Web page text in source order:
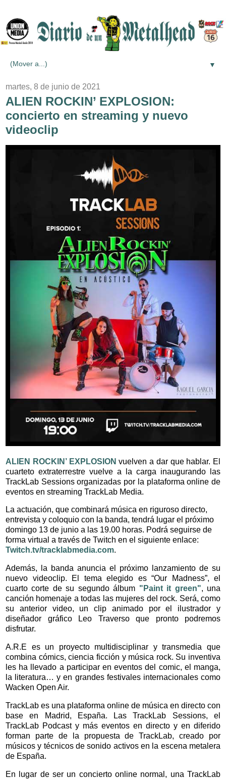
▼
martes, 8 de junio de 2021
ALIEN ROCKIN’ EXPLOSION:
concierto en streaming y nuevo
videoclip
ALIEN ROCKIN’ EXPLOSION vuelven a dar que hablar. El
cuarteto extraterrestre vuelve a la carga inaugurando las
TrackLab Sessions organizadas por la plataforma online de
eventos en streaming TrackLab Media.
La actuación, que combinará música en riguroso directo,
entrevista y coloquio con la banda, tendrá lugar el próximo
domingo 13 de junio a las 19.00 horas. Podrá seguirse de
forma virtual a través de Twitch en el siguiente enlace:
Twitch.tv/tracklabmedia.com.
Además, la banda anuncia el próximo lanzamiento de su
nuevo videoclip. El tema elegido es “Our Madness”, el
cuarto corte de su segundo álbum "Paint it green", una
canción homenaje a todas las mujeres del rock. Será, como
su anterior video, un clip animado por el ilustrador y
diseñador gráfico Leo Traverso que pronto podremos
disfrutar.
A.R.E es un proyecto multidisciplinar y transmedia que
combina cómics, ciencia ficción y música rock. Su inventiva
les ha llevado a participar en eventos del comic, el manga,
la literatura… y en grandes festivales internacionales como
Wacken Open Air.
TrackLab es una plataforma online de música en directo con
base en Madrid, España. Las TrackLab Sessions, el
TrackLab Podcast y más eventos en directo y en diferido
forman parte de la propuesta de TrackLab, creado por
músicos y técnicos de sonido activos en la escena metalera
de España.
En lugar de ser un concierto online normal, una TrackLab